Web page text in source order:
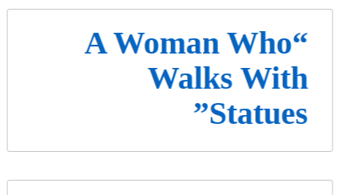
“A Woman Who
Walks With
Statues”